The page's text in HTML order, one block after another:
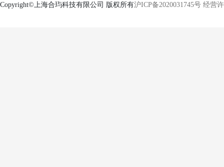
Copyright©上海合玙科技有限公司 版权所有沪ICP备2020031745号 经营